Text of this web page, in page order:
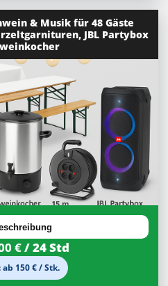
& Musik für 48 Gäste
JBL Partybox
€/ 24 Std
150 € / Stk.